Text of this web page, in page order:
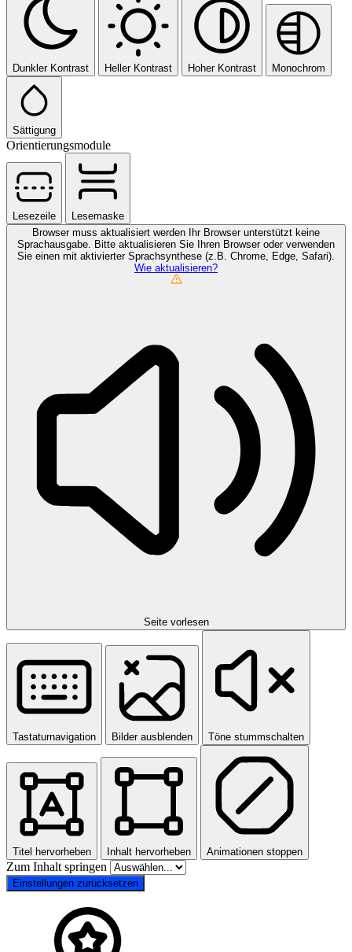
Dunkler Kontrast Heller Kontrast Hoher Kontrast Monochrom
Sättigung
Orientierungsmodule
Lesezeile
Lesemaske
Browser muss aktualisiert werden
Ihr Browser unterstützt keine
Sprachausgabe. Bitte aktualisieren Sie Ihren Browser oder verwenden
Sie einen mit aktivierter Sprachsynthese (z.B. Chrome, Edge, Safari).
Wie aktualisieren?
Seite vorlesen
Tastaturnavigation Bilder ausblenden Töne stummschalten
Titel hervorheben Inhalt hervorheben Animationen stoppen
Zum Inhalt springen
Einstellungen zurücksetzen